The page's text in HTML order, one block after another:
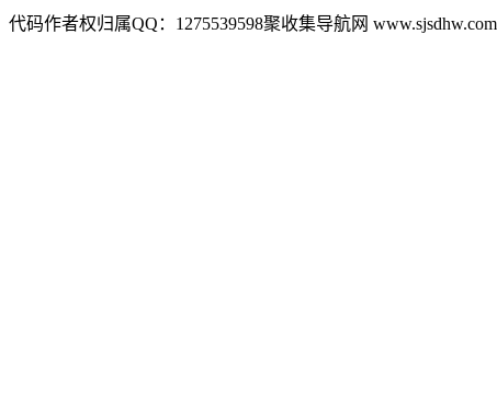
代码作者权归属QQ：1275539598聚收集导航网